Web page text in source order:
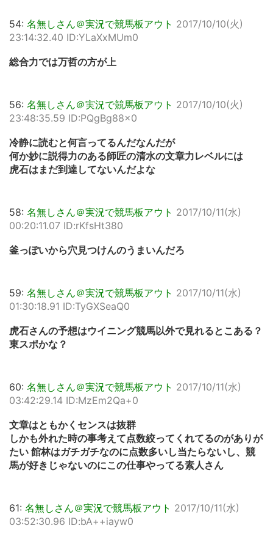
54: 名無しさん＠実況で競馬板アウト 2017/10/10(火)
23:14:32.40 ID:YLaXxMUm0
総合力では万哲の方が上
56: 名無しさん＠実況で競馬板アウト 2017/10/10(火)
23:48:35.59 ID:PQgBg88x0
冷静に読むと何言ってるんだなんだが
何か妙に説得力のある師匠の清水の文章力レベルには
虎石はまだ到達してないんだよな
58: 名無しさん＠実況で競馬板アウト 2017/10/11(水)
00:20:11.07 ID:rKfsHt380
釜っぽいから穴見つけんのうまいんだろ
59: 名無しさん＠実況で競馬板アウト 2017/10/11(水)
01:30:18.91 ID:TyGXSeaQ0
虎石さんの予想はウイニング競馬以外で見れるとこある？
東スポかな？
60: 名無しさん＠実況で競馬板アウト 2017/10/11(水)
03:42:29.14 ID:MzEm2Qa+0
文章はともかくセンスは抜群
しかも外れた時の事考えて点数絞ってくれてるのがありが
たい 館林はガチガチなのに点数多いし当たらないし、競
馬が好きじゃないのにこの仕事やってる素人さん
61: 名無しさん＠実況で競馬板アウト 2017/10/11(水)
03:52:30.96 ID:bA++iayw0